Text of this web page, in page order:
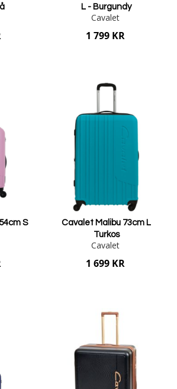
L - Burgundy
Cavalet
1 799 KR
S
Cavalet Malibu 73cm L
Turkos
Cavalet
1 699 KR